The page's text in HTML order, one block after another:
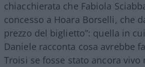
chiacchierata che Fabiola
concesso a Hoara Borselli, che
prezzo del biglietto”: quella in
Daniele racconta cosa avrebbe
Troisi se fosse stato ancora